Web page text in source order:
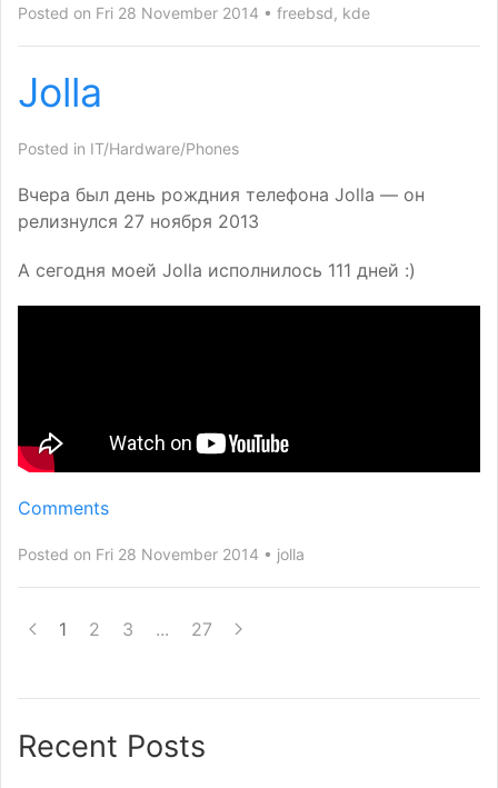
Posted on Fri 28 November 2014 freebsd, kde
Jolla
Posted in IT/Hardware/Phones
Вчера был день рождния телефона Jolla — он
релизнулся 27 ноября 2013
А сегодня моей Jolla исполнилось 111 дней :)
Comments
Posted on Fri 28 November 2014 jolla
1 2 3 ... 27
Recent Posts